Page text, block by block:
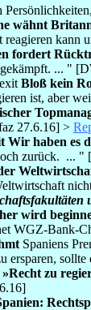
wähnt
reagieren
fordert
... "
Bloß kein
ist, aber
27.6.16] >
haben es
zurück. ... "
wird
WGZ-Bank-
Spaniens
ersparen,
zu